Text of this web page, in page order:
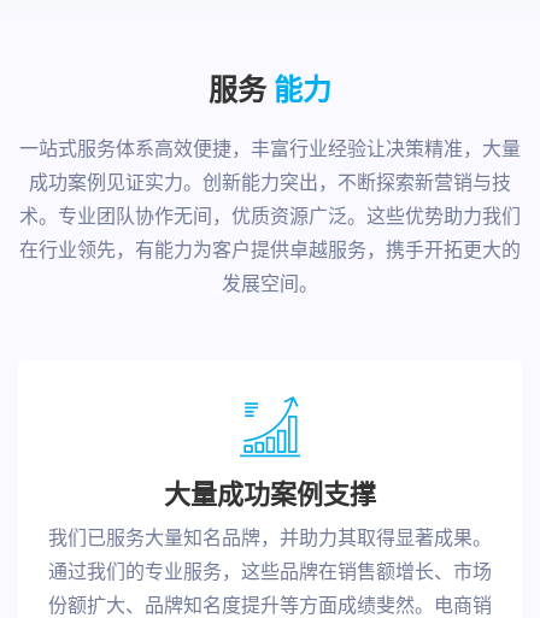
服务 能力
一站式服务体系高效便捷，丰富行业经验让决策精准，大量
成功案例见证实力。创新能力突出，不断探索新营销与技
术。专业团队协作无间，优质资源广泛。这些优势助力我们
在行业领先，有能力为客户提供卓越服务，携手开拓更大的
发展空间。
大量成功案例支撑
我们已服务大量知名品牌，并助力其取得显著成果。
通过我们的专业服务，这些品牌在销售额增长、市场
份额扩大、品牌知名度提升等方面成绩斐然。电商销